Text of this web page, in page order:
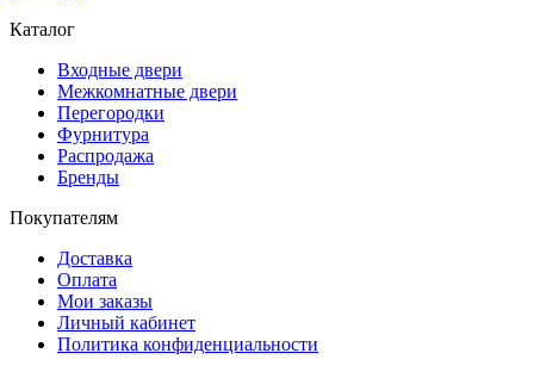
Каталог
Входные двери
Межкомнатные двери
Перегородки
Фурнитура
Распродажа
Бренды
Покупателям
Доставка
Оплата
Мои заказы
Личный кабинет
Политика конфиденциальности